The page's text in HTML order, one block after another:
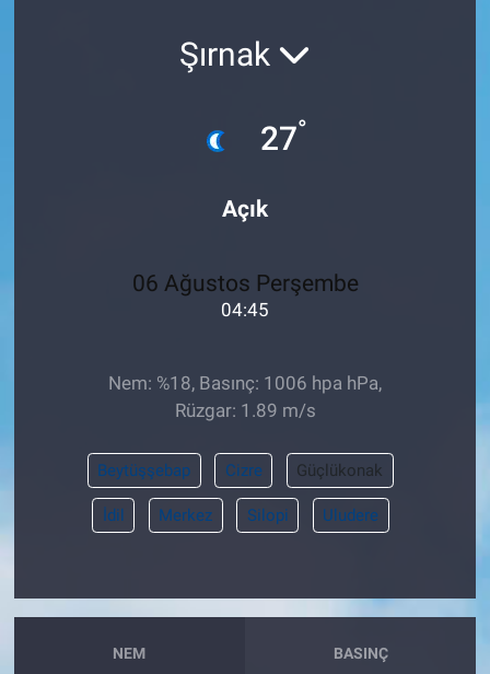
Şırnak
27°
Açık
06 Ağustos Perşembe
04:45
Nem: %18, Basınç: 1006 hpa hPa,
Rüzgar: 1.89 m/s
Beytüşşebap Cizre Güçlükonak
İdil Merkez Silopi Uludere
NEM BASINÇ
Şeker ve Şekerli Mamüller
Tohum